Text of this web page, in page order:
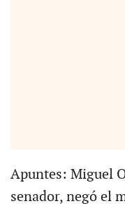
Apuntes: Miguel
senador, negó el